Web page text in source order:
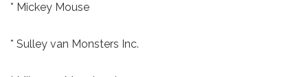
* Mickey Mouse
* Sulley van Monsters Inc.